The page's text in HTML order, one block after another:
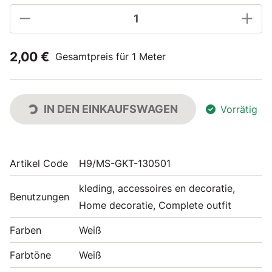
2,00 € Gesamtpreis für 1 Meter
IN DEN EINKAUFSWAGEN Vorrätig
Artikel Code H9/MS-GKT-130501
Benutzungen
kleding, accessoires en decoratie,
Home decoratie, Complete outfit
Farben Weiß
Farbtöne Weiß